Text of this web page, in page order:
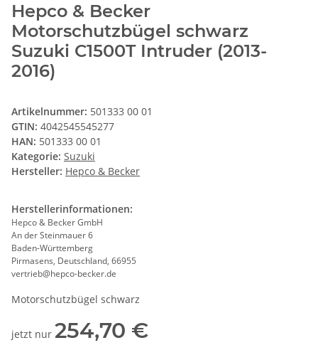
Hepco & Becker
Motorschutzbügel schwarz
Suzuki C1500T Intruder (2013-
2016)
Artikelnummer: 501333 00 01
GTIN: 4042545545277
HAN: 501333 00 01
Kategorie: Suzuki
Hersteller: Hepco & Becker
Herstellerinformationen:
Hepco & Becker GmbH
An der Steinmauer 6
Baden-Württemberg
Pirmasens, Deutschland, 66955
vertrieb@hepco-becker.de
Motorschutzbügel schwarz
jetzt nur 254,70 €